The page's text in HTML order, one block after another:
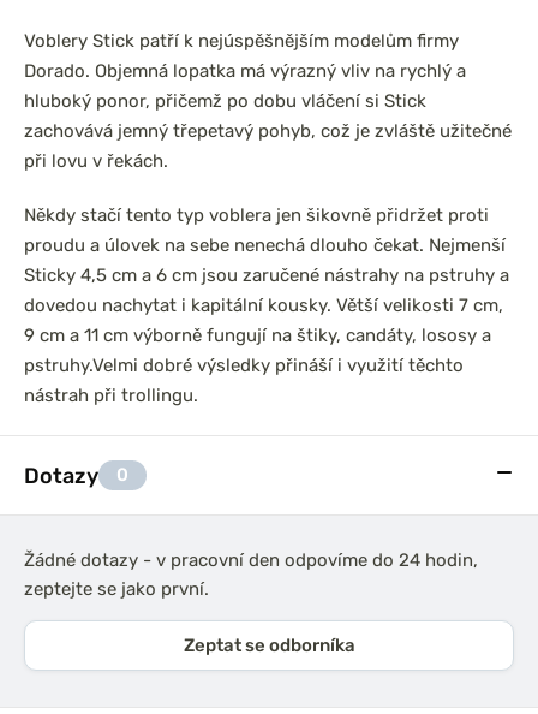
Voblery Stick patří k nejúspěšnějším modelům firmy
Dorado. Objemná lopatka má výrazný vliv na rychlý a
hluboký ponor, přičemž po dobu vláčení si Stick
zachovává jemný třepetavý pohyb, což je zvláště užitečné
při lovu v řekách.
Někdy stačí tento typ voblera jen šikovně přidržet proti
proudu a úlovek na sebe nenechá dlouho čekat. Nejmenší
Sticky 4,5 cm a 6 cm jsou zaručené nástrahy na pstruhy a
dovedou nachytat i kapitální kousky. Větší velikosti 7 cm,
9 cm a 11 cm výborně fungují na štiky, candáty, lososy a
pstruhy.Velmi dobré výsledky přináší i využití těchto
nástrah při trollingu.
Dotazy 0
Žádné dotazy - v pracovní den odpovíme do 24 hodin,
zeptejte se jako první.
Zeptat se odborníka